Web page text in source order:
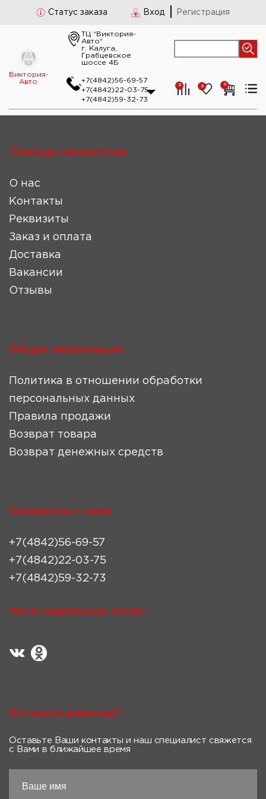
Статус заказа Вход Регистрация
Виктория-
Авто
ТЦ “Виктория-
Авто“
г. Калуга,
Грабцевское
шоссе 4Б
+7(4842)56-69-57
+7(4842)22-03-75
+7(4842)59-32-73
0 0 0
Помощь покупателю
О нас
Контакты
Реквизиты
Заказ и оплата
Доставка
Вакансии
Отзывы
Общая информация
Политика в отношении обработки
персональных данных
Правила продажи
Возврат товара
Возврат денежных средств
Свяжитесь с нами
+7(4842)56-69-57
+7(4842)22-03-75
+7(4842)59-32-73
Мы в социальных сетях:
Остались вопросы?
Оставьте Ваши контакты и наш специалист свяжется
с Вами в ближайшее время